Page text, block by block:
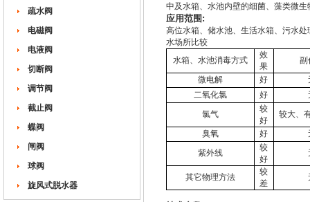
疏水阀
电磁阀
电液阀
切断阀
调节阀
截止阀
蝶阀
闸阀
球阀
旋风式脱水器
中及水箱、水池内壁的细菌、藻类微
应用范围:
高位水箱、储水池、生活水箱、污水
水场所比较
水箱、水池消毒方式
效
果
副
微电解
好
二氧化氯
好
氯气
较
好
较大、
臭氧
好
紫外线
较
好
其它物理方法
较
差